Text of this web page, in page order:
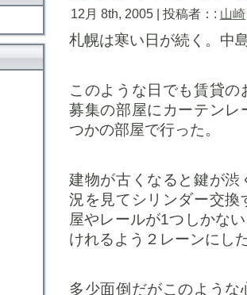
12月 8th, 2005 | 投稿者：: 山崎
札幌は寒い日が続く。中
このような日でも賃貸
募集の部屋にカーテン
つかの部屋で行った。
建物が古くなると鍵が
況を見てシリンダー交
屋やレールが1つしかな
けれるよう２レーンにし
多少面倒だがこのよう